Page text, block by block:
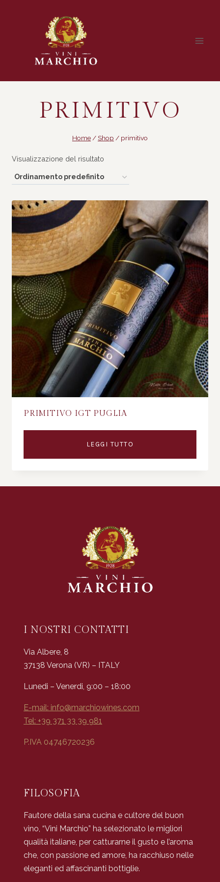
PRIMITIVO
Home /Shop / primitivo
Visualizzazione del risultato
PRIMITIVO IGT PUGLIA
LEGGI TUTTO
I NOSTRI CONTATTI
Via Albere, 8
37138 Verona (VR) – ITALY
Lunedi – Venerdi, 9:00 – 18:00
E-mail: info@marchiowines.com
Tel: +39 371 33 39 981
P.IVA 04746720236
FILOSOFIA
Fautore della sana cucina e cultore del buon
vino, “Vini Marchio” ha selezionato le migliori
qualità italiane, per catturarne il gusto e l’aroma
che, con passione ed amore, ha racchiuso nelle
eleganti ed affascinanti bottiglie.